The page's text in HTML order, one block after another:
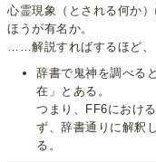
心霊現象（とされる何か
ほうが有名か。
……解説すればするほど
辞書で鬼神を調べる
在」とある。
つまり、FF6におけ
ず、辞書通りに解釈
る。